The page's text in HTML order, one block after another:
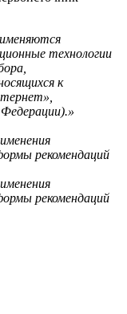
технологии
к
рекомендаций
рекомендаций